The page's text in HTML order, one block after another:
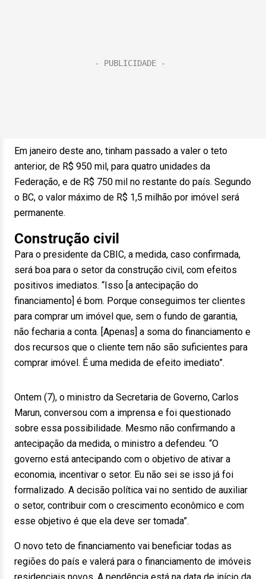
Em janeiro deste ano, tinham passado a valer o teto
anterior, de R$ 950 mil, para quatro unidades da
Federação, e de R$ 750 mil no restante do país. Segundo
o BC, o valor máximo de R$ 1,5 milhão por imóvel será
permanente.
Construção civil
Para o presidente da CBIC, a medida, caso confirmada,
será boa para o setor da construção civil, com efeitos
positivos imediatos. “Isso [a antecipação do
financiamento] é bom. Porque conseguimos ter clientes
para comprar um imóvel que, sem o fundo de garantia,
não fecharia a conta. [Apenas] a soma do financiamento e
dos recursos que o cliente tem não são suficientes para
comprar imóvel. É uma medida de efeito imediato”.
Ontem (7), o ministro da Secretaria de Governo, Carlos
Marun, conversou com a imprensa e foi questionado
sobre essa possibilidade. Mesmo não confirmando a
antecipação da medida, o ministro a defendeu. “O
governo está antecipando com o objetivo de ativar a
economia, incentivar o setor. Eu não sei se isso já foi
formalizado. A decisão política vai no sentido de auxiliar
o setor, contribuir com o crescimento econômico e com
esse objetivo é que ela deve ser tomada”.
O novo teto de financiamento vai beneficiar todas as
regiões do país e valerá para o financiamento de imóveis